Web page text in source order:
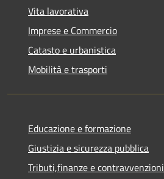
Vita lavorativa
Imprese e Commercio
Catasto e urbanistica
Mobilità e trasporti
Educazione e formazione
Giustizia e sicurezza pubblica
Tributi,finanze e contravvenzioni